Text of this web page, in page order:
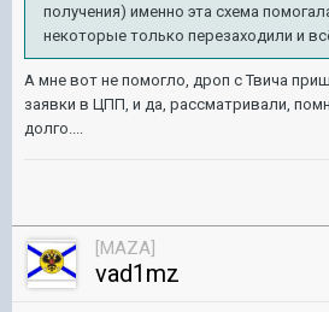
получения) именно эта схема
некоторые только перезаходили и
А мне вот не помогло, дроп с Твича
заявки в ЦПП, и да, рассматривали,
долго....
[MAZA]
vad1mz